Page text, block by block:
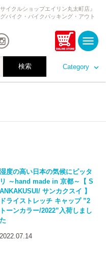
Category
イクルショップエイリン丸太町店』
バイク・バイクパッキング・アウト
湿度の高い日本の気候にピッタ
リ ～hand made in 京都～【 S
ANKAKUSUI/ サンカクスイ 】
ドライストレッチ キャップ ”2
トーンカラー/2022”入荷しまし
た
2022.07.14